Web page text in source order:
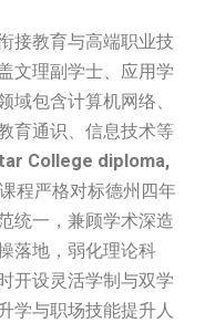
接教育与高端职业技
文理副学士、应用学
域包含计算机网络、
育通识、信息技术等
College diploma,
程严格对标德州四年
统一，兼顾学术深造
落地，弱化理论科
开设灵活学制与双学
学与职场技能提升人